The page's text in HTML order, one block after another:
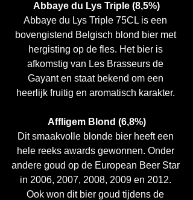
Abbaye du Lys Triple (8,5%)
Abbaye du Lys Triple 75CL is een
bovengistend Belgisch blond bier met
hergisting op de fles. Het bier is
afkomstig van Les Brasseurs de
Gayant en staat bekend om een
heerlijk fruitig en aromatisch karakter.
Affligem Blond (6,8%)
Dit smaakvolle blonde bier heeft een
hele reeks awards gewonnen. Onder
andere goud op de European Beer Star
in 2006, 2007, 2008, 2009 en 2012.
Ook won dit bier goud tijdens de